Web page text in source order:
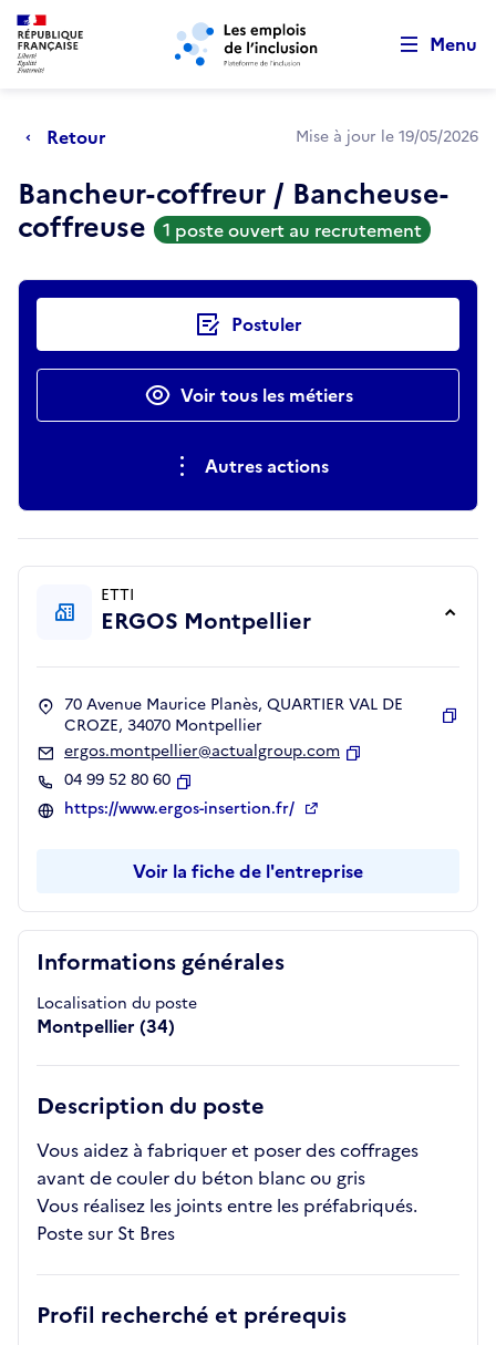
Aller au menu principal Aller au contenu principal
Menu
Retour Mise à jour le 19/05/2026
Bancheur-coffreur / Bancheuse-
coffreuse 1 poste ouvert au recrutement
Actions rapides Postuler
Voir tous les métiers
Autres actions
Informations générales
Localisation du poste
Montpellier (34)
Description du poste
Vous aidez à fabriquer et poser des coffrages
avant de couler du béton blanc ou gris
Vous réalisez les joints entre les préfabriqués.
Poste sur St Bres
Profil recherché et prérequis
ETTI
ERGOS Montpellier
70 Avenue Maurice Planès, QUARTIER VAL DE
CROZE, 34070 Montpellier
ergos.montpellier@actualgroup.com
04 99 52 80 60
Copier
https://www.ergos-insertion.fr/
Voir la fiche de l'entreprise
Retour au début de la page
Panneau de gestion des cookies